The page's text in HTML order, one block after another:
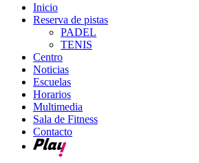
Inicio
Reserva de pistas
PADEL
TENIS
Centro
Noticias
Escuelas
Horarios
Multimedia
Sala de Fitness
Contacto